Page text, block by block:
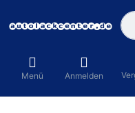
Menü Anmelden